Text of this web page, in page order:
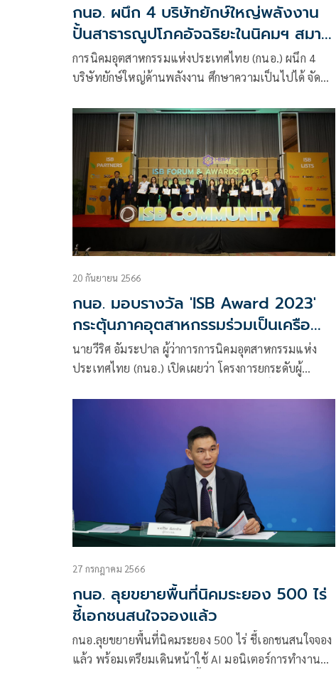
กนอ. ผนึก 4 บริษัทยักษ์ใหญ่พลังงาน
ปั้นสาธารณูปโภคอัจฉริยะในนิคมฯ สมา
ร์ท ปาร์ค
การนิคมอุตสาหกรรมแห่งประเทศไทย (กนอ.) ผนึก 4
บริษัทยักษ์ใหญ่ด้านพลังงาน ศึกษาความเป็นไปได้ จัดตั้ง
พลังงาน รวมถึงระบบสาธารณูปโภคอัจฉริยะในพื้นที่นิคม
อุตสาหกรรมสมาร์ท ปาร์ค (Smart Park)
20 กันยายน 2566
กนอ. มอบรางวัล 'ISB Award 2023'
กระตุ้นภาคอุตสาหกรรมร่วมเป็นเครือ
ข่ายการพัฒนาอย่างยั่งยืน
นายวีริศ อัมระปาล ผู้ว่าการการนิคมอุตสาหกรรมแห่ง
ประเทศไทย (กนอ.) เปิดเผยว่า โครงการยกระดับผู้
Business : ISB) ดำเนินการมาอย่างต่อเนื่องเป็นปีที่ 2
27 กรกฎาคม 2566
กนอ. ลุยขยายพื้นที่นิคมระยอง 500 ไร่
ชี้เอกชนสนใจจองแล้ว
กนอ.ลุยขยายพื้นที่นิคมระยอง 500 ไร่ ชี้เอกชนสนใจจอง
แล้ว พร้อมเตรียมเดินหน้าใช้ AI มอนิเตอร์การทำงาน